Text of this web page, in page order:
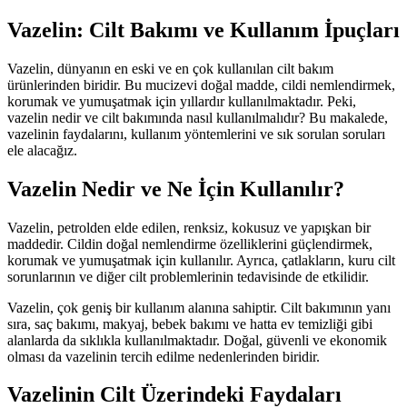
Vazelin: Cilt Bakımı ve Kullanım İpuçları
Vazelin, dünyanın en eski ve en çok kullanılan cilt bakım
ürünlerinden biridir. Bu mucizevi doğal madde, cildi nemlendirmek,
korumak ve yumuşatmak için yıllardır kullanılmaktadır. Peki,
vazelin nedir ve cilt bakımında nasıl kullanılmalıdır? Bu makalede,
vazelinin faydalarını, kullanım yöntemlerini ve sık sorulan soruları
ele alacağız.
Vazelin Nedir ve Ne İçin Kullanılır?
Vazelin, petrolden elde edilen, renksiz, kokusuz ve yapışkan bir
maddedir. Cildin doğal nemlendirme özelliklerini güçlendirmek,
korumak ve yumuşatmak için kullanılır. Ayrıca, çatlakların, kuru cilt
sorunlarının ve diğer cilt problemlerinin tedavisinde de etkilidir.
Vazelin, çok geniş bir kullanım alanına sahiptir. Cilt bakımının yanı
sıra, saç bakımı, makyaj, bebek bakımı ve hatta ev temizliği gibi
alanlarda da sıklıkla kullanılmaktadır. Doğal, güvenli ve ekonomik
olması da vazelinin tercih edilme nedenlerinden biridir.
Vazelinin Cilt Üzerindeki Faydaları